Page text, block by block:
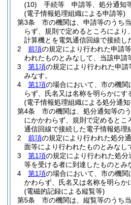
(10)
手続等 申請等、処分通知
(電子情報処理組織による申請等)
第3条
市の機関は、申請等のうち
らず、規則で定めるところにより
計算機とを電気通信回線で接続し
2
前項の規定により行われた申請
われたものとみなして、当該申請
3
第1項の規定により行われた申請
みなす。
4
第1項の場合において、市の機
らず、氏名又は名称を明らかにす
(電子情報処理組織による処分通
第4条
市の機関は、処分通知等の
にかかわらず、規則で定めると
通信回線で接続した電子情報処理
2
前項の規定により行われた処分
面等により行われたものとみなし
3
第1項の規定により行われた処分
等を受ける者に到達したものとみ
4
第1項の場合において、市の機
かわらず、氏名又は名称を明らか
(電磁的記録による縦覧等)
第5条
市の機関は、縦覧等のうち